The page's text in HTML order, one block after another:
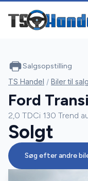
Salgsopstilling
TS Handel / Biler til salg
Ford
2,0 TDCi 130 Trend
Solgt
Søg efter andre